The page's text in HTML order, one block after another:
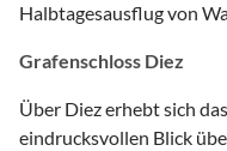
Halbtagesausflug von
Grafenschloss Diez
Über Diez erhebt sich
eindrucksvollen Blick